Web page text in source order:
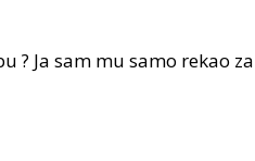
? Ja sam mu samo rekao